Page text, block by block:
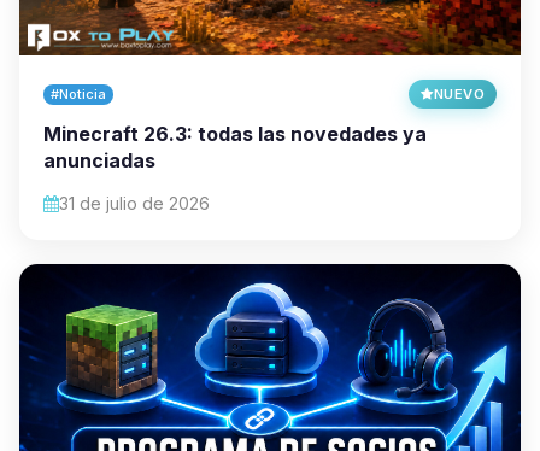
#Noticia NUEVO
Minecraft 26.3: todas las novedades ya
anunciadas
31 de julio de 2026